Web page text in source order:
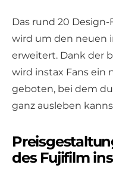
Das rund 20
wird um den neuen
erweitert. Dank der
wird instax Fans ein
geboten, bei dem
ganz ausleben
des Fujifilm